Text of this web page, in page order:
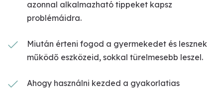
azonnal alkalmazható tippeket kapsz
problémáidra.
Miután érteni fogod a gyermekedet és lesznek
működő eszközeid, sokkal türelmesebb leszel.
Ahogy használni kezded a gyakorlatias